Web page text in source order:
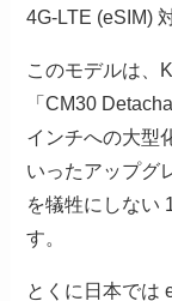
4G-LTE (eSIM)
このモデルは、
「CM30
インチへの大型
いったアップグ
を犠牲にしない
す。
とくに日本では